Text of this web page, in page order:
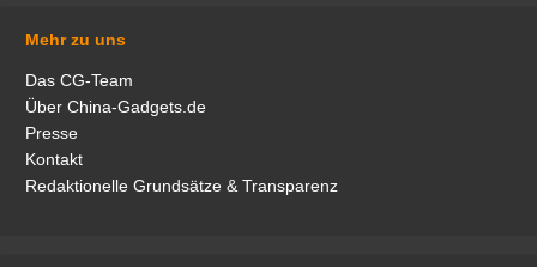
Mehr zu uns
Das CG-Team
Über China-Gadgets.de
Presse
Kontakt
Redaktionelle Grundsätze & Transparenz